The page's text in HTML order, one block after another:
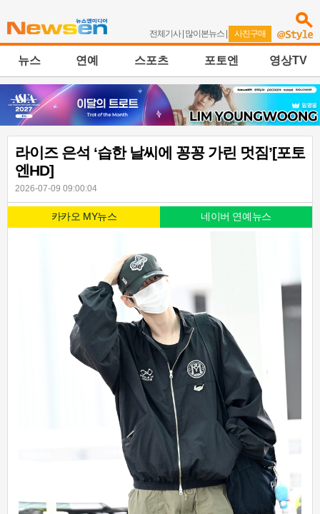
전체기사| 많이본뉴스 | 사진구매
뉴스 연예 스포츠 포토엔 영상TV
라이즈 은석 ‘습한 날씨에 꽁꽁 가린 멋짐’[포토
엔HD]
2026-07-09 09:00:04
카카오 MY뉴스 네이버 연예뉴스